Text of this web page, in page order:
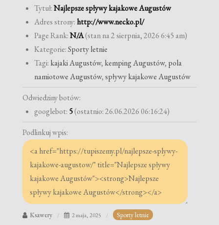
Tytuł:Najlepsze spływy kajakowe Augustów
Adres strony:http://www.necko.pl/
Page Rank:N/A(stan na 2 sierpnia, 2026 6:45 am)
Kategorie:Sporty letnie
Tagi: kajaki Augustów, kemping Augustów, pola
namiotowe Augustów,spływy kajakowe Augustów
Odwiedziny botów:
googlebot: 5(ostatnio: 26.06.2026 06:16:24)
Podlinkuj wpis:
Ksawery 2 maja, 2025 Sporty letnie